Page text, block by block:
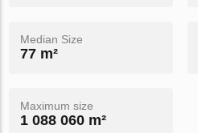
Median Size
77 m²
Maximum size
1 088 060 m²